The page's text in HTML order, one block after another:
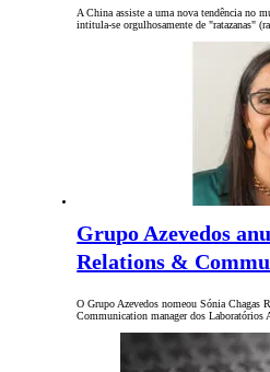
A China assiste a uma nova tendência no
intitula-se orgulhosamente de "ratazanas"
Grupo Azevedos
Relations &
O Grupo Azevedos nomeou Sónia
Communication manager dos Laboratórios